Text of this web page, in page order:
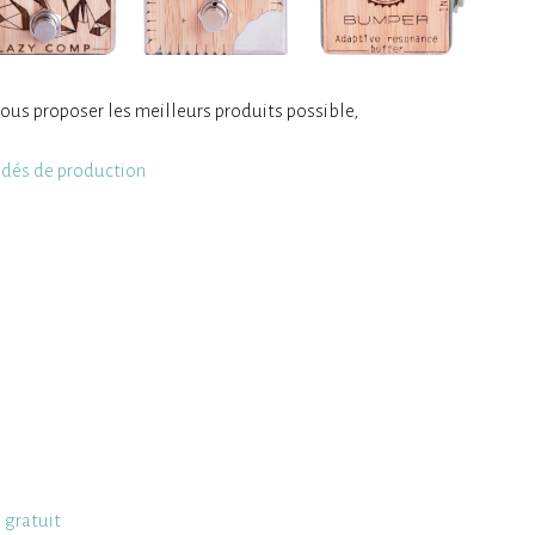
proposer les meilleurs produits possible,
de production
gratuit